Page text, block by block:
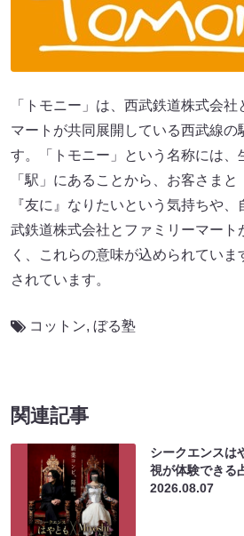
「トモニー」は、西武鉄道株式会
マートが共同展開している西武線の
す。「トモニー」という名称には、
「駅」にあることから、お客さま
『友に』なりたいという気持ちや
武鉄道株式会社とファミリーマート
く、これらの意味が込められていま
されています。
コットン, ぼる塾
関連記事
シークエンスは
視が体験できる
2026.08.07